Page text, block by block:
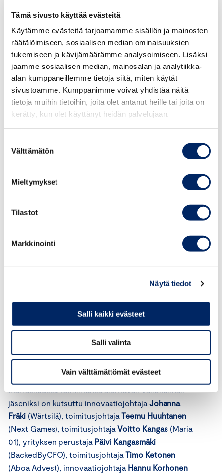
Tämä sivusto käyttää evästeitä
Käytämme evästeitä tarjoamamme sisällön ja mainosten
räätälöimiseen, sosiaalisen median ominaisuuksien
tukemiseen ja kävijämäärämme analysoimiseen. Lisäksi
jaamme sosiaalisen median, mainosalan ja analytiikka-
alan kumppaneillemme tietoja siitä, miten käytät
sivustoamme. Kumppanimme voivat yhdistää näitä
tietoja muihin tietoihin, joita olet antanut heille tai joita on
kerätty, kun olet käyttänyt heidän palvelujaan.
valinta
Välttämätön
Mieltymykset
Tilastot
Markkinointi
Näytä tiedot
Salli kaikki evästeet
Salli valinta
Vain välttämättömät evästeet
joustavasta, riskiä ottavasta ja kasvuhakuisesta
liiketoiminnasta.
Valtioneuvoston tilaaman selvityksen mukaan joka
toisella uusyrittäjistä on ollut jonkinlaisia esteitä,
hidasteita tai ongelmia yritystä perustettaessa.
”Merkittävin nimetty tekijä on sekä kasvuhakuisten
että kaikkien uusyrittäjien joukossa sääntely ja
myös rahoituksen saatavuudessa on ollut ongelmia
ja ne ovat lisääntyneet viimeisen kymmenen vuoden
työvoimakustannuksiin liittyy myös kasvua
digitalisaatiosta vastaavana johtajana.
kasvussa. Kasvuyrittäjyys ja startup-genre ovat
ottaneet isoja askeleita eteenpäin ja ne ovat
vakiintuneet osaksi liike-elämää. On hyvä, että
yrityksiä ja toimintaa tukemaan asetetaan taho, joka
voi toimia linkkinä kasvuyrittäjien ja etabloituneiden
yritysten välillä. Tästä hyötyvät kaikki osapuolet”,
jäseniksi on kutsuttu innovaatiojohtaja Johanna
Fräki (Wärtsilä), toimitusjohtaja Teemu Huuhtanen
(Next Games), toimitusjohtaja Voitto Kangas (Maria
01), yrityksen perustaja Päivi Kangasmäki
(BackedByCFO), toimitusjohtaja Timo Ketonen
(Aboa Advest), innovaatiojohtaja Hannu Korhonen